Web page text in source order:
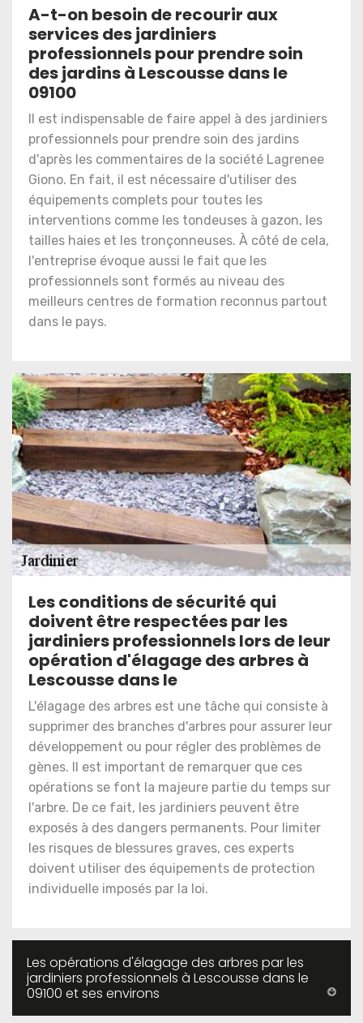
A-t-on besoin de recourir aux
services des jardiniers
professionnels pour prendre soin
des jardins à Lescousse dans le
09100
Il est indispensable de faire appel à des jardiniers
professionnels pour prendre soin des jardins
d'après les commentaires de la société Lagrenee
Giono. En fait, il est nécessaire d'utiliser des
équipements complets pour toutes les
interventions comme les tondeuses à gazon, les
tailles haies et les tronçonneuses. À côté de cela,
l'entreprise évoque aussi le fait que les
professionnels sont formés au niveau des
meilleurs centres de formation reconnus partout
dans le pays.
Les conditions de sécurité qui
doivent être respectées par les
jardiniers professionnels lors de leur
opération d'élagage des arbres à
Lescousse dans le
L'élagage des arbres est une tâche qui consiste à
supprimer des branches d'arbres pour assurer leur
développement ou pour régler des problèmes de
gènes. Il est important de remarquer que ces
opérations se font la majeure partie du temps sur
l'arbre. De ce fait, les jardiniers peuvent être
exposés à des dangers permanents. Pour limiter
les risques de blessures graves, ces experts
doivent utiliser des équipements de protection
individuelle imposés par la loi.
Les opérations d'élagage des arbres par les
jardiniers professionnels à Lescousse dans le
09100 et ses environs